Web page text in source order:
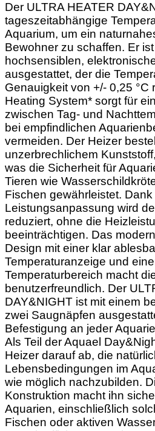
Der ULTRA HEATER
tageszeitabhängige
Aquarium, um ein
Bewohner zu schaffen. Er
hochsensiblen,
ausgestattet, der die
Genauigkeit von +/- 0,25 °C
Heating System* sorgt für
zwischen Tag- und
bei empfindlichen
vermeiden. Der Heizer
unzerbrechlichem
was die Sicherheit für
Tieren wie
Fischen gewährleistet.
Leistungsanpassung wird
reduziert, ohne die
beeinträchtigen. Das
Design mit einer klar
Temperaturanzeige und
Temperaturbereich macht
benutzerfreundlich. Der
DAY&NIGHT ist mit einem
zwei Saugnäpfen
Befestigung an jeder
Als Teil der Aquael
Heizer darauf ab, die
Lebensbedingungen im
wie möglich nachzubilden.
Konstruktion macht ihn
Aquarien, einschließlich
Fischen oder aktiven